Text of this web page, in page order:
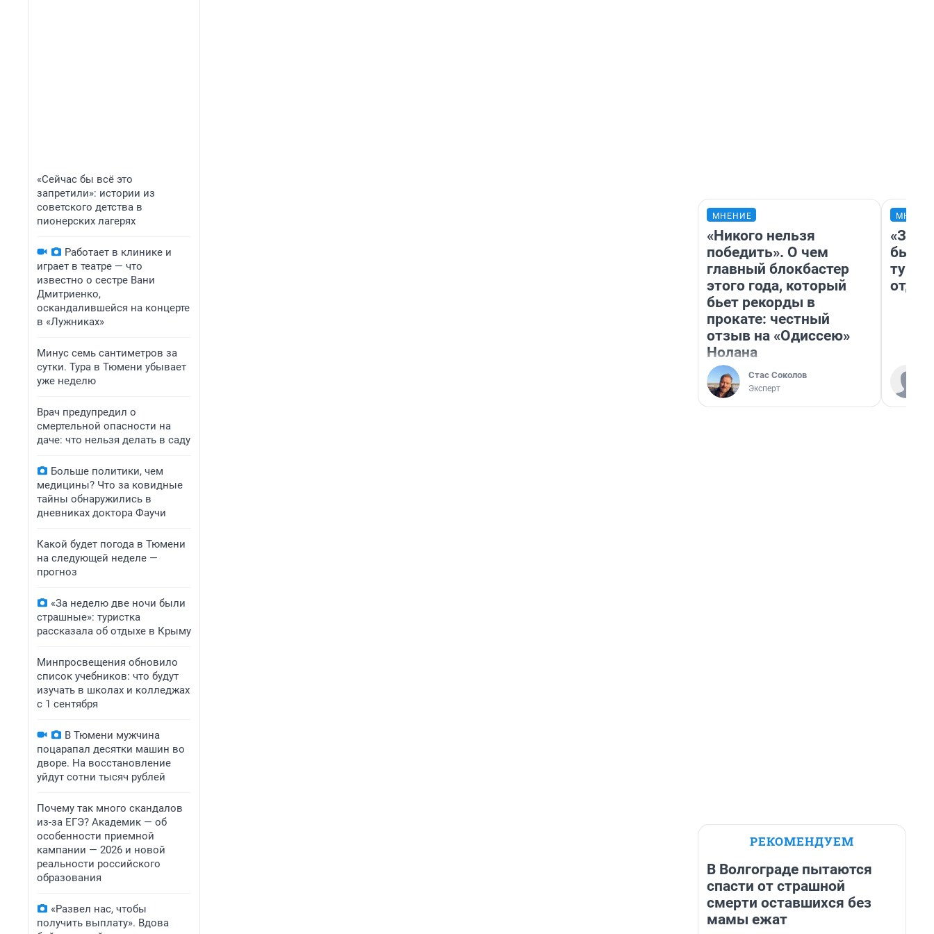
«Сейчас бы всё это
запретили»: истории из
советского детства в
пионерских лагерях
Работает в клинике и
играет в театре — что
известно о сестре Вани
Дмитриенко,
оскандалившейся на концерте
в «Лужниках»
Минус семь сантиметров за
сутки. Тура в Тюмени убывает
уже неделю
Врач предупредил о
смертельной опасности на
даче: что нельзя делать в саду
Больше политики, чем
медицины? Что за ковидные
тайны обнаружились в
дневниках доктора Фаучи
Какой будет погода в Тюмени
на следующей неделе —
прогноз
«За неделю две ночи были
страшные»: туристка
рассказала об отдыхе в Крыму
Минпросвещения обновило
список учебников: что будут
изучать в школах и колледжах
с 1 сентября
В Тюмени мужчина
поцарапал десятки машин во
дворе. На восстановление
уйдут сотни тысяч рублей
Почему так много скандалов
из-за ЕГЭ? Академик — об
особенности приемной
кампании — 2026 и новой
реальности российского
образования
«Развел нас, чтобы
получить выплату». Вдова
МНЕНИЕ
«Никого нельзя
победить». О чем
главный блокбастер
этого года, который
бьет рекорды в
прокате: честный
отзыв на «Одиссею»
Нолана
Стас Соколов
Эксперт
«За
были
РЕКОМЕНДУЕМ
В Волгограде пытаются
спасти от страшной
смерти оставшихся без
мамы ежат